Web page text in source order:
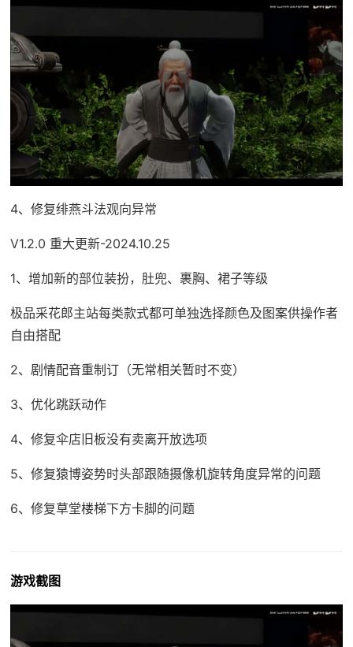
4、修复绯燕斗法观向异常
V1.2.0 重大更新-2024.10.25
1、增加新的部位装扮，肚兜、裹胸、裙子等级
极品采花郎主站每类款式都可单独选择颜色及图案供操作者
自由搭配
2、剧情配音重制订（无常相关暂时不变）
3、优化跳跃动作
4、修复伞店旧板没有卖离开放选项
5、修复猿博姿势时头部跟随摄像机旋转角度异常的问题
6、修复草堂楼梯下方卡脚的问题
游戏截图